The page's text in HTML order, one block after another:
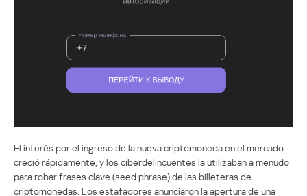
El interés por el ingreso de la nueva criptomoneda en el mercado
creció rápidamente, y los ciberdelincuentes la utilizaban a menudo
para robar frases clave (seed phrase) de las billeteras de
criptomonedas. Los estafadores anunciaron la apertura de una